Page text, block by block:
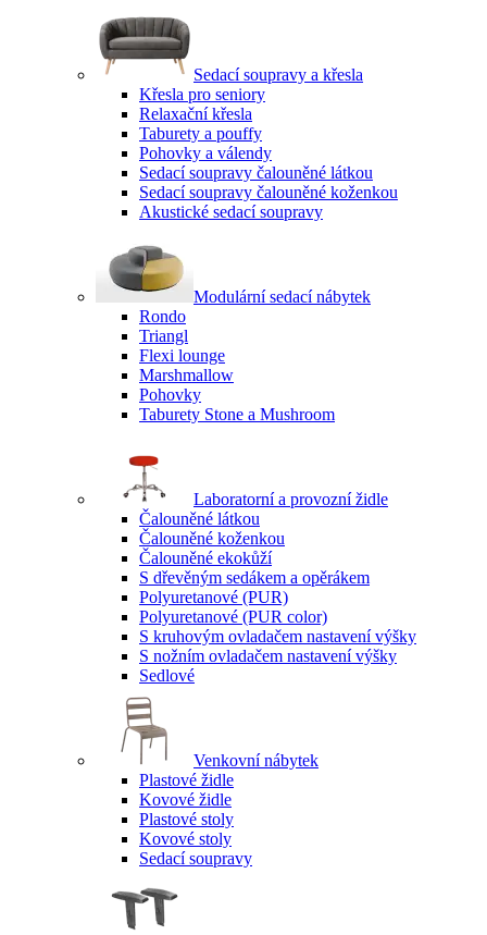
Sedací soupravy a křesla
Křesla pro seniory
Relaxační křesla
Taburety a pouffy
Pohovky a válendy
Sedací soupravy čalouněné látkou
Sedací soupravy čalouněné koženkou
Akustické sedací soupravy
Modulární sedací nábytek
Rondo
Triangl
Flexi lounge
Marshmallow
Pohovky
Taburety Stone a Mushroom
Laboratorní a provozní židle
Čalouněné látkou
Čalouněné koženkou
Čalouněné ekokůží
S dřevěným sedákem a opěrákem
Polyuretanové (PUR)
Polyuretanové (PUR color)
S kruhovým ovladačem nastavení výšky
S nožním ovladačem nastavení výšky
Sedlové
Venkovní nábytek
Plastové židle
Kovové židle
Plastové stoly
Kovové stoly
Sedací soupravy